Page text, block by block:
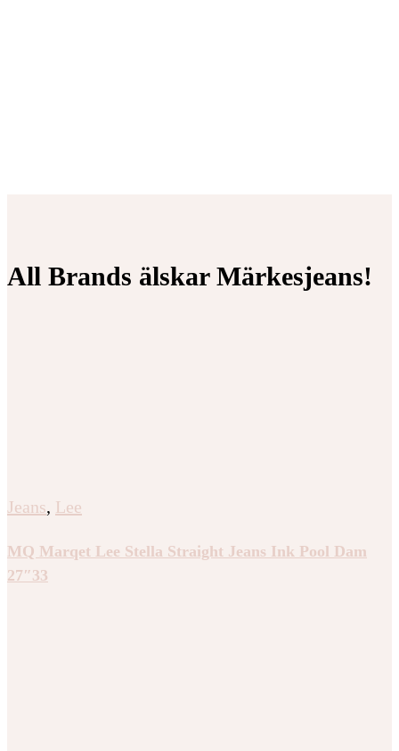
All Brands älskar Märkesjeans!
Jeans, Lee
MQ Marqet Lee Stella Straight Jeans Ink Pool Dam
27″33